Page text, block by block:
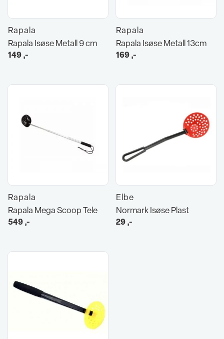
Rapala
Rapala Isøse Metall 9 cm
149,-
Rapala
Rapala Isøse Metall 13cm
169,-
Rapala
Rapala Mega Scoop Tele
549,-
Elbe
Normark Isøse Plast
29,-